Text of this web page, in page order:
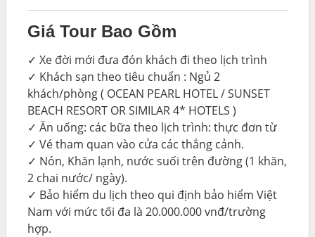
Giá Tour Bao Gồm
✓ Xe đời mới đưa đón khách đi theo lịch trình
✓ Khách sạn theo tiêu chuẩn : Ngủ 2
khách/phòng ( OCEAN PEARL HOTEL / SUNSET
BEACH RESORT OR SIMILAR 4* HOTELS )
✓ Ăn uống: các bữa theo lịch trình: thực đơn từ
✓ Vé tham quan vào cửa các thắng cảnh.
✓ Nón, Khăn lạnh, nước suối trên đường (1 khăn,
2 chai nước/ ngày).
✓ Bảo hiểm du lịch theo qui định bảo hiểm Việt
Nam với mức tối đa là 20.000.000 vnđ/trường
hợp.